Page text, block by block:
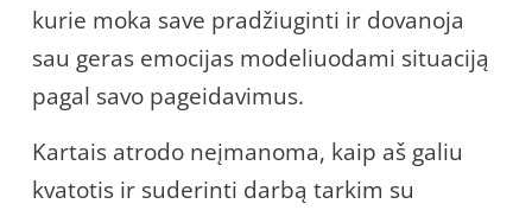
kurie moka save pradžiuginti ir dovanoja
sau geras emocijas modeliuodami situaciją
pagal savo pageidavimus.
Kartais atrodo neįmanoma, kaip aš galiu
kvatotis ir suderinti darbą tarkim su